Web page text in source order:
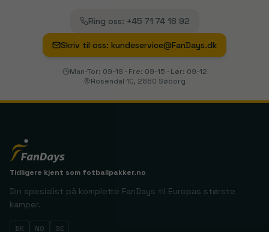
Ring oss: +45 71 74 18 92
Skriv til oss: kundeservice@FanDays.dk
Man-Tor: 09-18 · Fre: 09-15 · Lør: 09-12
Rosendal 1C, 2860 Søborg
Tidligere kjent som fotballpakker.no
Din spesialist på komplette FanDays til Europas største
kamper.
DK NO SE